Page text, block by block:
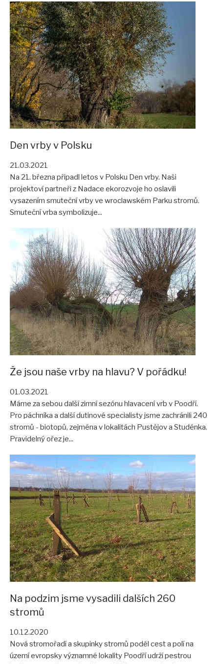
Den vrby v Polsku
21.03.2021
Na 21. března připadl letos v Polsku Den vrby. Naši
projektoví partneři z Nadace ekorozvoje ho oslavili
vysazením smuteční vrby ve wroclawském Parku stromů.
Smuteční vrba symbolizuje...
Že jsou naše vrby na hlavu? V pořádku!
01.03.2021
Máme za sebou další zimní sezónu hlavacení vrb v Poodří.
Pro páchníka a další dutinové specialisty jsme zachránili 240
stromů - biotopů, zejména v lokalitách Pustějov a Studénka.
Pravidelný ořez je...
Na podzim jsme vysadili dalších 260
stromů
10.12.2020
Nová stromořadí a skupinky stromů podél cest a polí na
území evropsky významné lokality Poodří udrží pestrou